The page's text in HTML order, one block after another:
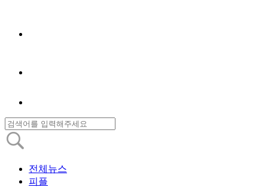
전체뉴스
피플